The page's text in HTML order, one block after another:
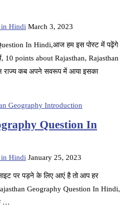
Hindi March 3, 2023
In Hindi,आज हम इस पोस्ट में पढ़ेंगे
10 points about Rajasthan, Rajasthan
राज्य कब अपने सवरूप में आया इसका
Geography Introduction
Question In
Hindi January 25, 2023
पर पड़ने के लिए आएं है तो आप हर
Geography Question In Hindi,
…